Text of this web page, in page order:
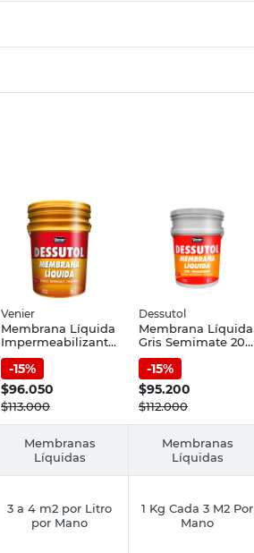
Venier
Membrana Líquida
Impermeabilizante
Blanco Satinado 20
Kg Dessutol Venier
-15%
$96.050
$113.000
Dessutol
Membrana Líquida
Gris Semimate 20
Kg Poliuretano
Dessutol
-15%
$95.200
$112.000
Membranas
Líquidas
Membranas
Líquidas
3 a 4 m2 por Litro
por Mano
1 Kg Cada 3 M2 Por
Mano